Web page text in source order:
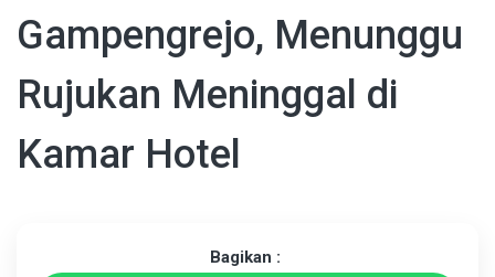
Gampengrejo, Menunggu
Rujukan Meninggal di
Kamar Hotel
Bagikan :